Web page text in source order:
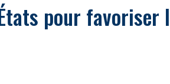
pour favoriser